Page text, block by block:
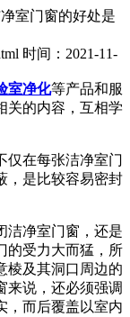
室门窗的好处是
时间：2021-11-
室净化等产品和服
关的内容，互相学
仅在每张洁净室门
，是比较容易密封
洁净室门窗，还是
的受力大而猛，所
棱及其洞口周边的
来说，还必须强调
，而后覆盖以室内